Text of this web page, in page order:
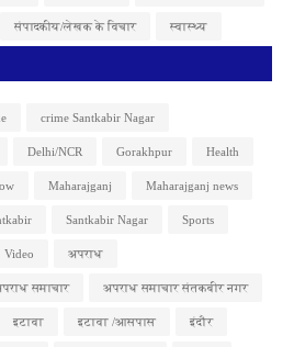
संपादकीय/लेखक के विचार स्वास्थ्य
crime Santkabir Nagar
Delhi/NCR Gorakhpur Health
Maharajganj Maharajganj news
Santkabir Nagar Sports
Video अपराध
समाचार अपराध समाचार संतकबीर नगर
इटावा इटावा /आसपास इंदौर